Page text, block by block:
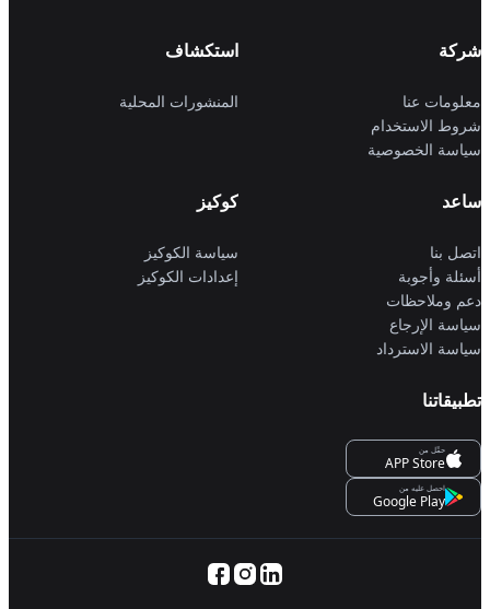
شركة
معلومات عنا
شروط الاستخدام
سياسة الخصوصية
استكشاف
المنشورات المحلية
ساعد
اتصل بنا
أسئلة وأجوبة
دعم وملاحظات
سياسة الإرجاع
سياسة الاسترداد
كوكيز
سياسة الكوكيز
إعدادات الكوكيز
تطبيقاتنا
حمِّل من
APP Store
احصل عليه من
Google Play